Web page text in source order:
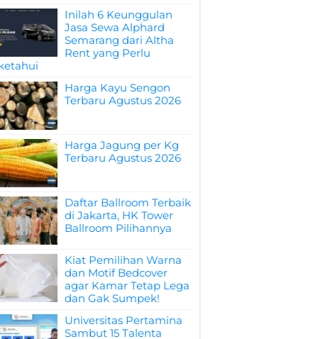
Inilah 6 Keunggulan
Jasa Sewa Alphard
Semarang dari Altha
Rent yang Perlu
Harga Kayu Sengon
Terbaru Agustus 2026
Harga Jagung per Kg
Terbaru Agustus 2026
Daftar Ballroom Terbaik
di Jakarta, HK Tower
Ballroom Pilihannya
Kiat Pemilihan Warna
dan Motif Bedcover
agar Kamar Tetap Lega
dan Gak Sumpek!
Universitas Pertamina
Sambut 15 Talenta